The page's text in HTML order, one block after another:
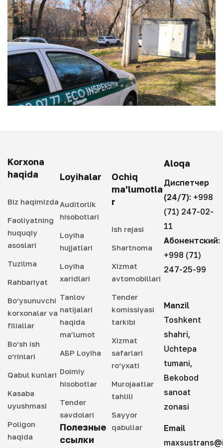
Korxona
haqida
Biz haqimizda
Faoliyatning
huquqiy
asoslari
Tuzilma
Rahbariyat
Bo‘ysunuvchi
korxonalar va
filiallar
Bo‘sh ish
o‘rinlari
Qabul kunlari
Kasaba
uyushmasi
Poligon
haqida
Loyihalar
Auditorlik
hisobotlari
Loyiha
hujjatlari
Loyiha
xaridlari
Tanlov
natijalari
haqida
ma’lumot
АБР Loyiha
Doimiy
hisobotlar
Tender
savdolari
Полезные
ссылки
Ochiq
ma'lumotla
r
Ish rejasi
Shartnoma
Xizmat
avtomobillari
Tender
komissiyasi
tarkibi
Xizmat
safarlari
ro‘yxati
Murojaatlar
tahlili
Sayyor
qabullar
Aloqa
Диспетчер
(24/7): +998
(71) 247-02-
11
Абонентский:
+998 (71)
247-25-99
Manzil
Toshkent
shahri,
Uchtepa
tumani,
Bekobod
sanoat
zonasi
Email